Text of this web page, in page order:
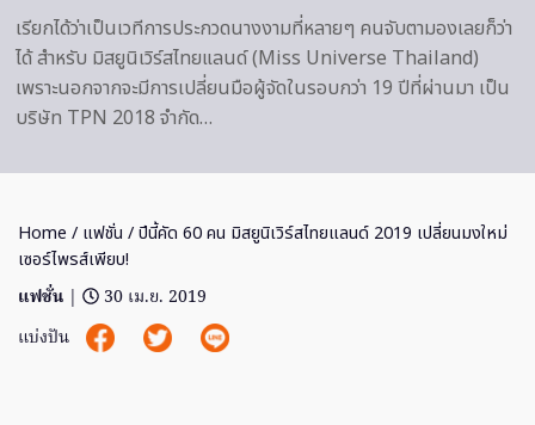
เรียกได้ว่าเป็นเวทีการประกวดนางงามที่หลายๆ คนจับตามองเลยก็ว่า
ได้ สำหรับ มิสยูนิเวิร์สไทยแลนด์ (Miss Universe Thailand)
เพราะนอกจากจะมีการเปลี่ยนมือผู้จัดในรอบกว่า 19 ปีที่ผ่านมา เป็น
บริษัท TPN 2018 จำกัด…
Home / แฟชั่น / ปีนี้คัด 60 คน มิสยูนิเวิร์สไทยแลนด์ 2019 เปลี่ยนมงใหม่
เซอร์ไพรส์เพียบ!
แฟชั่น |
30 เม.ย. 2019
แบ่งปัน